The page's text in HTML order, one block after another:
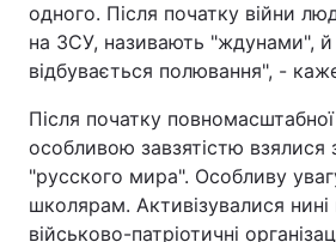
одного. Після початку війни
на ЗСУ, називають "ждунами", й
відбувається полювання", -
Після початку
особливою завзятістю взялися
"русского мира". Особливу
школярам. Активізувалися нині
військово-патріотичні